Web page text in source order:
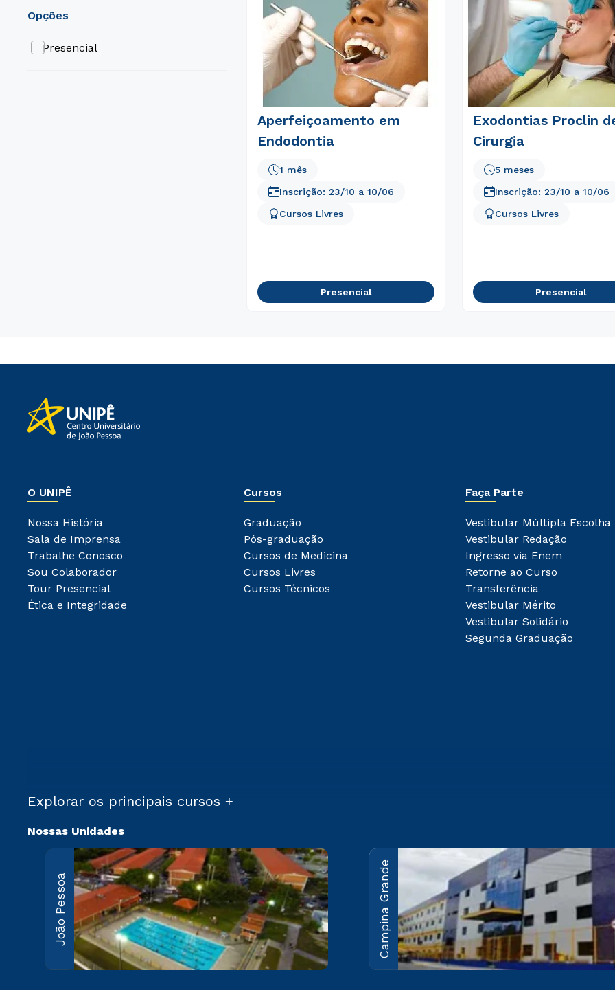
opções
Presencial
Aperfeiçoamento em
Endodontia
1 mês
Cursos Livres
Inscrição:23/10 a 10/06
Presencial
Exodontias Proclin
Cirurgia
Cursos Livres
5 meses
Inscrição: 23/10 a 10/06
Presencial
O UNIPÊ
Nossa História
Sala de Imprensa
Trabalhe Conosco
Sou Colaborador
Tour Presencial
Ética e Integridade
Cursos
Graduação
Pós-graduação
Cursos de Medicina
Cursos Livres
Cursos Técnicos
Faça Parte
Vestibular Múltipla Escolha
Vestibular Redação
Ingresso via Enem
Retorne ao Curso
Transferência
Vestibular Mérito
Vestibular Solidário
Segunda Graduação
Explorar os principais cursos +
Nossas Unidades
João Pessoa
João Pessoa
Rodovia BR-230, KM 22 Água
Fria - João Pessoa/PB CEP
58053-000
Saiba mais
Campina Grande